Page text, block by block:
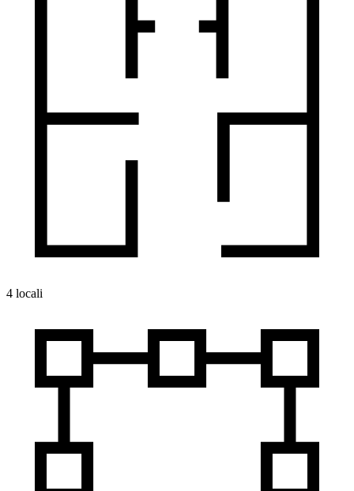
4 locali